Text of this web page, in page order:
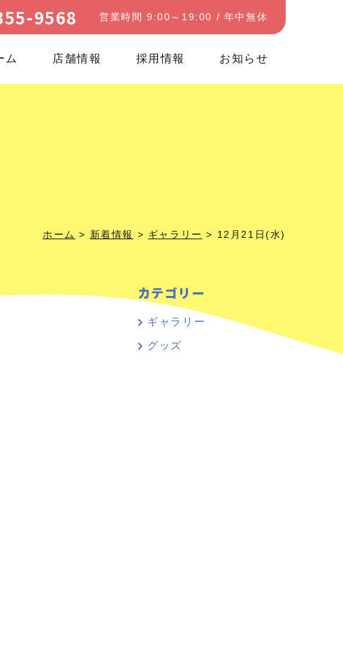
9568 営業時間 9:00～19:00 / 年中無休
ム 店舗情報 採用情報 お知らせ
ホーム > 新着情報 > ギャラリー > 12月21日(水)
カテゴリー
ギャラリー
グッズ